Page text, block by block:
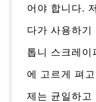
어야 합니다.
다가 사용하기
톱니 스크레이
에 고르게 펴
제는 균일하고